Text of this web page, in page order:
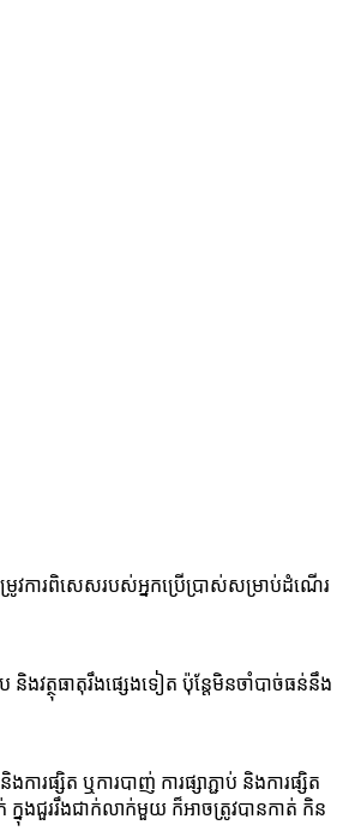
ម្រូវការ​ពិសេស​របស់​អ្នកប្រើប្រាស់​សម្រាប់​ដំណើរ
វត្ថុធាតុរឹងផ្សេងទៀត ប៉ុន្តែមិនចាំបាច់ធន់នឹង
ផ្សិត ឬការបាញ់ ការផ្សាភ្ជាប់ និងការផ្សិត
ក្នុងជួររឹងជាក់លាក់មួយ ក៏អាចត្រូវបានកាត់ កិន